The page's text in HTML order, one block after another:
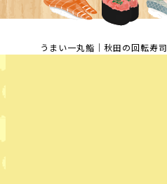
うまい一丸鮨｜秋田の回転寿司